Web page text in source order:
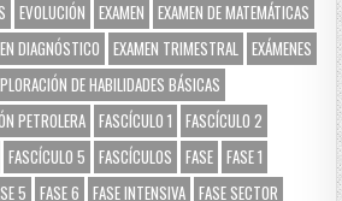
EVOLUCIÓN EXAMEN
EXAMEN DE MATEMÁTICAS
DIAGNÓSTICO EXAMEN TRIMESTRAL EXÁMENES
DE HABILIDADES BÁSICAS
PETROLERA FASCÍCULO 1
FASCÍCULO 2
FASCÍCULO 5 FASCÍCULOS FASE FASE 1
5 FASE 6 FASE INTENSIVA FASE SECTOR